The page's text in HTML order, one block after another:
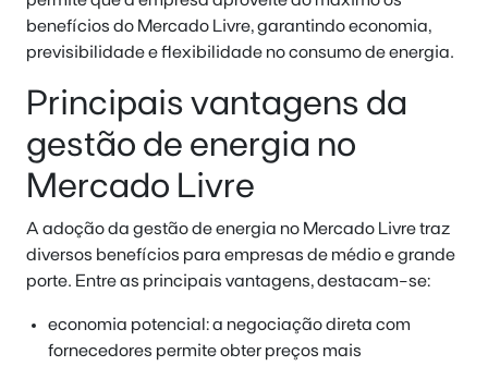
benefícios do Mercado Livre, garantindo economia,
previsibilidade e flexibilidade no consumo de energia.
Principais vantagens da
gestão de energia no
Mercado Livre
A adoção da gestão de energia no Mercado Livre traz
diversos benefícios para empresas de médio e grande
porte. Entre as principais vantagens, destacam-se:
economia potencial: a negociação direta com
fornecedores permite obter preços mais